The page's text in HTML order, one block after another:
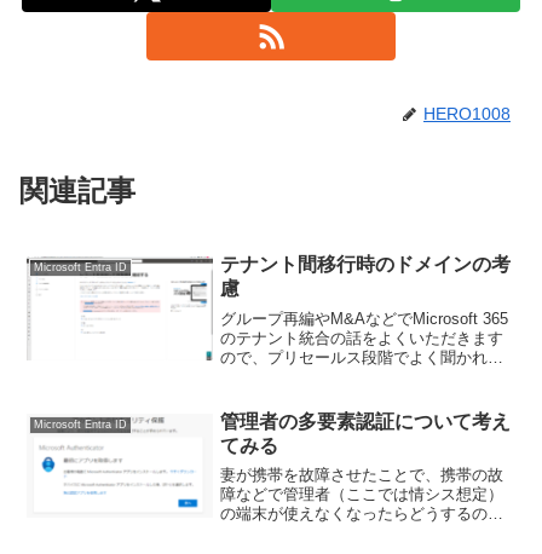
HERO1008
関連記事
Microsoft Entra ID
テナント間移行時のドメインの考
慮
グループ再編やM&AなどでMicrosoft 365
のテナント統合の話をよくいただきます
ので、プリセールス段階でよく聞かれる
ナント間移行（テナント to テナント）の
話...
Microsoft Entra ID
管理者の多要素認証について考え
てみる
妻が携帯を故障させたことで、携帯の故
障などで管理者（ここでは情シス想定）
の端末が使えなくなったらどうするのが